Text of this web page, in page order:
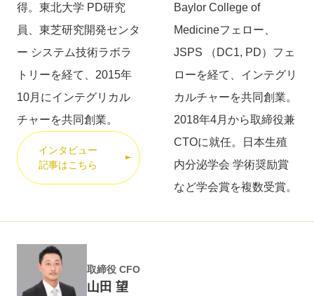
得。東北大学 PD研究
員、東芝研究開発センタ
ー システム技術ラボラ
トリーを経て、2015年
10月にインテグリカル
チャーを共同創業。
インタビュー
記事はこちら
Baylor College of
Medicineフェロー、
JSPS （DC1, PD）フェ
ローを経て、インテグリ
カルチャーを共同創業。
2018年4月から取締役兼
CTOに就任。日本生殖
内分泌学会 学術奨励賞
など学会賞を複数受賞。
取締役 CFO
山田 望